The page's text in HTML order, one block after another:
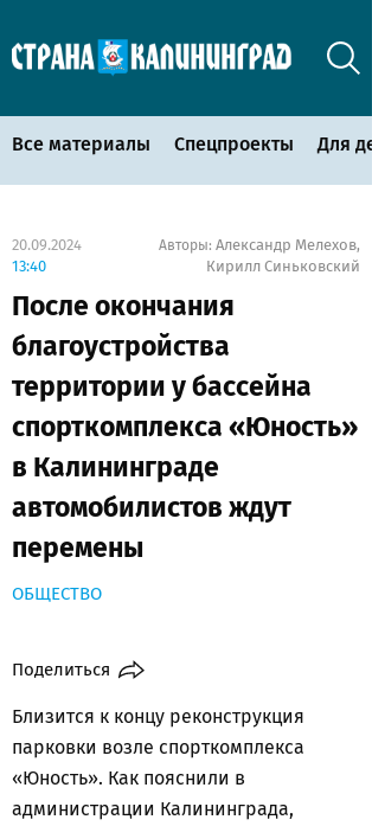
Все материалы Спецпроекты Для
20.09.2024
13:40
Авторы: Александр Мелехов,
Кирилл Синьковский
После окончания
благоустройства
территории у бассейна
спорткомплекса «Юность»
в Калининграде
автомобилистов ждут
перемены
ОБЩЕСТВО
Поделиться
Близится к концу реконструкция
парковки возле спорткомплекса
«Юность». Как пояснили в
администрации Калининграда,